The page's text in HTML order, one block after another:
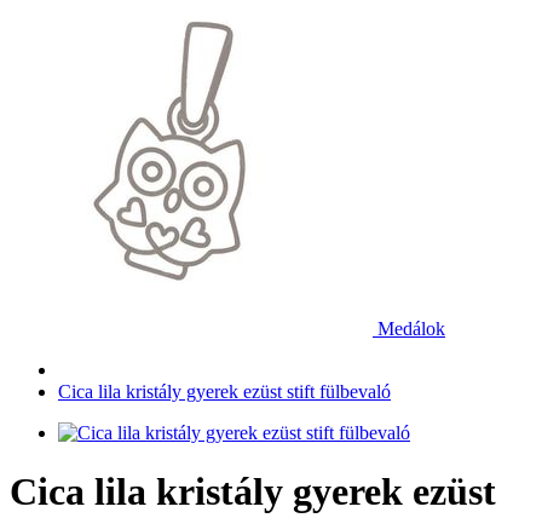
Medálok
Cica lila kristály gyerek ezüst stift fülbevaló
Cica lila kristály gyerek ezüst